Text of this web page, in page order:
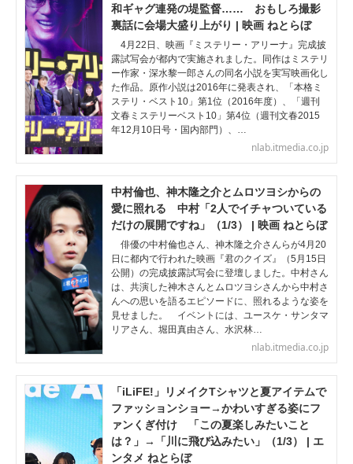
和ギャグ連発の堤監督…… おもしろ撮影
裏話に会場大盛り上がり | 映画 ねとらぼ
4月22日、映画『ミステリー・アリーナ』完成披
露試写会が都内で実施されました。同作はミステリ
ー作家・深水黎一郎さんの同名小説を実写映画化し
た作品。原作小説は2016年に発表され、「本格ミ
ステリ・ベスト10」第1位（2016年度）、「週刊
文春ミステリーベスト10」第4位（週刊文春2015
年12月10日号・国内部門）、…
nlab.itmedia.co.jp
中村倫也、神木隆之介とムロツヨシからの
愛に照れる 中村「2人でイチャついている
だけの展開ですね」（1/3） | 映画 ねとらぼ
俳優の中村倫也さん、神木隆之介さんらが4月20
日に都内で行われた映画『君のクイズ』（5月15日
公開）の完成披露試写会に登壇しました。中村さん
は、共演した神木さんとムロツヨシさんから中村さ
んへの思いを語るエピソードに、照れるような姿を
見せました。 イベントには、ユースケ・サンタマ
リアさん、堀田真由さん、水沢林…
nlab.itmedia.co.jp
「iLiFE!」リメイクTシャツと夏アイテムで
ファッションショー→かわいすぎる姿にフ
ァンくぎ付け 「この夏楽しみたいこと
は？」→「川に飛び込みたい」（1/3） | エ
ンタメ ねとらぼ